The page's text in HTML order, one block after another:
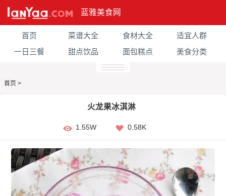
蓝雅美食网
首页 菜谱大全 食材大全
适宜人群
一日三餐
甜点饮品 面包糕点 美食分类
首页 >
火龙果冰淇淋
1.55W 0.58K